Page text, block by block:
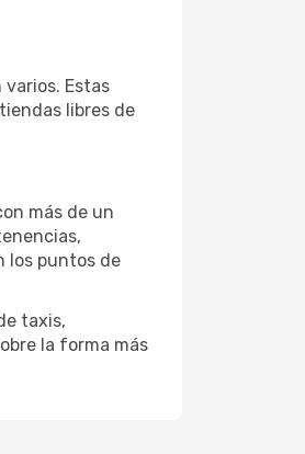
Estas
libres de
más de un
los puntos de
taxis,
la forma más